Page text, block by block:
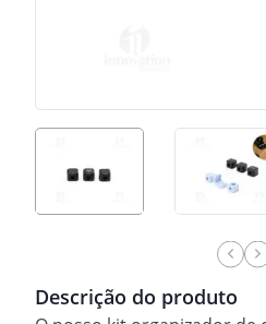
Descrição do produto